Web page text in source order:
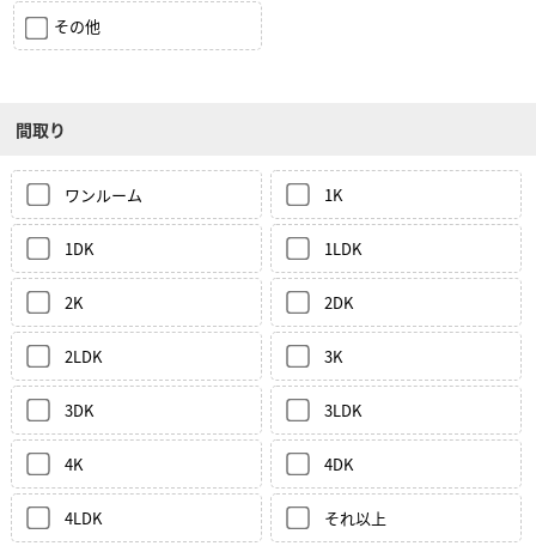
その他
間取り
ワンルーム 1K
1DK 1LDK
2K 2DK
2LDK 3K
3DK 3LDK
4K 4DK
4LDK それ以上